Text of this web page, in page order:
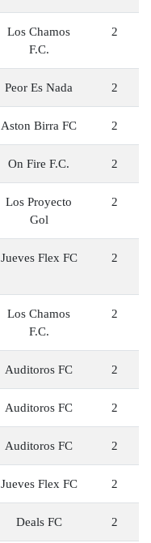
Los Chamos
F.C.
2
Peor Es Nada 2
Aston Birra FC 2
On Fire F.C. 2
Los Proyecto
Gol
2
Jueves Flex FC 2
Los Chamos
F.C.
2
Auditoros FC 2
Auditoros FC 2
Auditoros FC 2
Jueves Flex FC 2
Deals FC 2